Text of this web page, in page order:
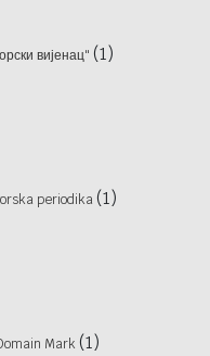
вијенац" (1)
periodika(1)
Mark (1)